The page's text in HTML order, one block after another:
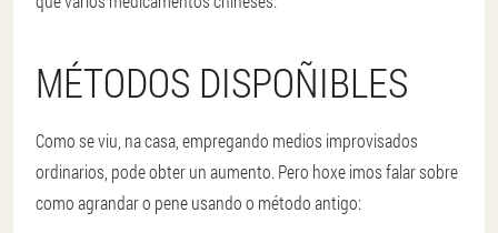
MÉTODOS DISPOÑIBLES
Como se viu, na casa, empregando medios improvisados
ordinarios, pode obter un aumento. Pero hoxe imos falar sobre
como agrandar o pene usando o método antigo: